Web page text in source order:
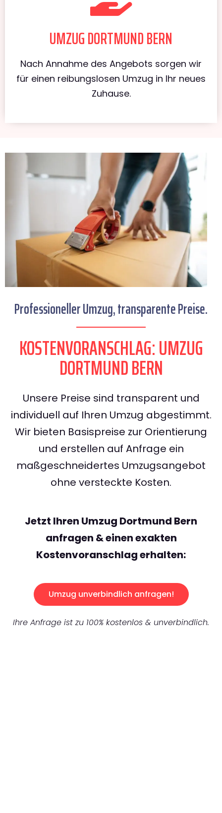
UMZUG DORTMUND BERN
Nach Annahme des Angebots sorgen wir
für einen reibungslosen Umzug in Ihr neues
Zuhause.
Professioneller Umzug, transparente Preise.
KOSTENVORANSCHLAG: UMZUG
DORTMUND BERN
Unsere Preise sind transparent und
individuell auf Ihren Umzug abgestimmt.
Wir bieten Basispreise zur Orientierung
und erstellen auf Anfrage ein
maßgeschneidertes Umzugsangebot
ohne versteckte Kosten.
Jetzt Ihren Umzug Dortmund Bern
anfragen & einen exakten
Kostenvoranschlag erhalten:
Umzug unverbindlich anfragen!
Ihre Anfrage ist zu 100% kostenlos & unverbindlich.